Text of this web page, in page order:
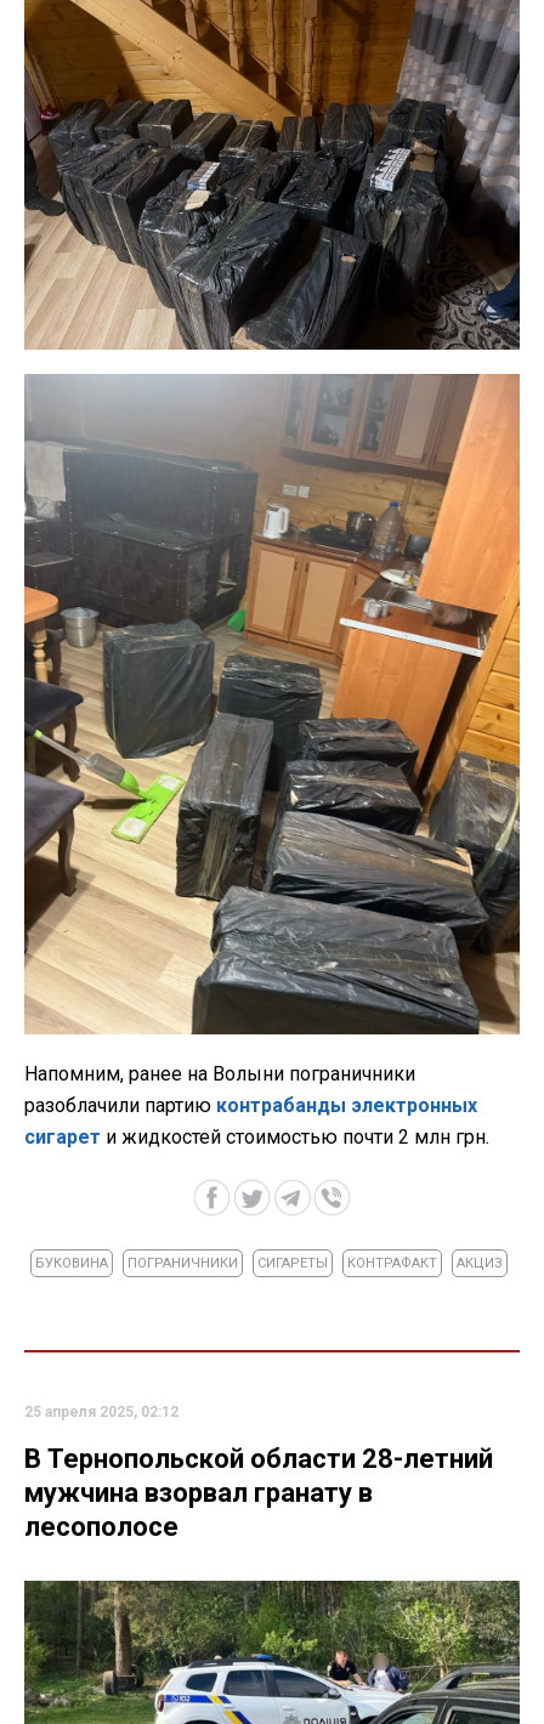
Напомним, ранее на Волыни пограничники
разоблачили партию контрабанды электронных
сигарет и жидкостей стоимостью почти 2 млн грн.
БУКОВИНА ПОГРАНИЧНИКИ СИГАРЕТЫ КОНТРАФАКТ АКЦИЗ
25 апреля 2025, 02:12
В Тернопольской области 28-летний
мужчина взорвал гранату в
лесополосе